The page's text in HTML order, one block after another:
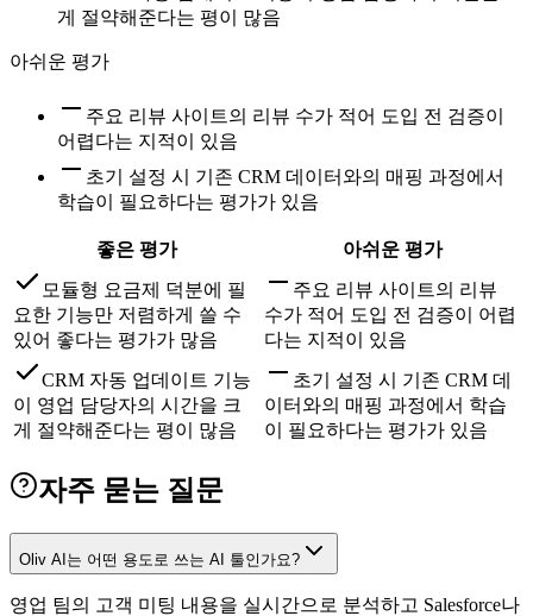
게 절약해준다는 평이 많음
아쉬운 평가
주요 리뷰 사이트의 리뷰 수가 적어 도입 전 검증이
어렵다는 지적이 있음
초기 설정 시 기존 CRM 데이터와의 매핑 과정에서
학습이 필요하다는 평가가 있음
좋은 평가
아쉬운 평가
모듈형 요금제 덕분에 필
요한 기능만 저렴하게 쓸 수
있어 좋다는 평가가 많음
주요 리뷰 사이트의 리뷰
수가 적어 도입 전 검증이 어렵
다는 지적이 있음
CRM 자동 업데이트 기능
이 영업 담당자의 시간을 크
게 절약해준다는 평이 많음
초기 설정 시 기존 CRM 데
이터와의 매핑 과정에서 학습
이 필요하다는 평가가 있음
자주 묻는 질문
Oliv AI는 어떤 용도로 쓰는 AI 툴인가요?
영업 팀의 고객 미팅 내용을 실시간으로 분석하고 Salesforce나